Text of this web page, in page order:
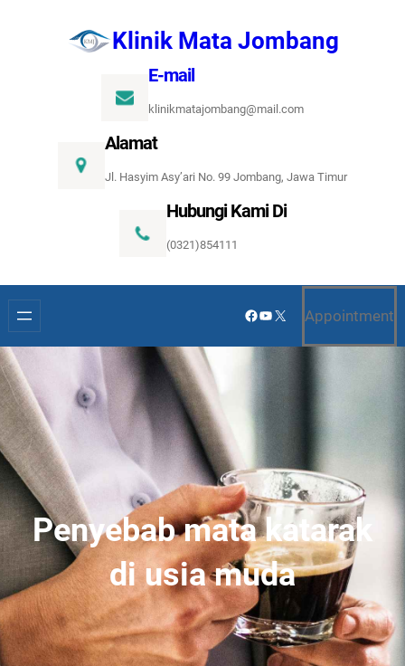
Klinik Mata Jombang
E-mail
klinikmatajombang@mail.com
Alamat
Jl. Hasyim Asy’ari No. 99 Jombang, Jawa Timur
Hubungi Kami Di
(0321)854111
Facebook
YouTube
X Appointment
Penyebab mata katarak
di usia muda